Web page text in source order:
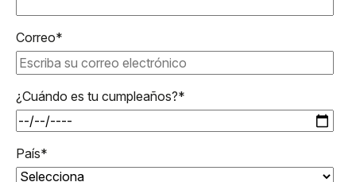
Correo*
¿Cuándo es tu cumpleaños?*
País*